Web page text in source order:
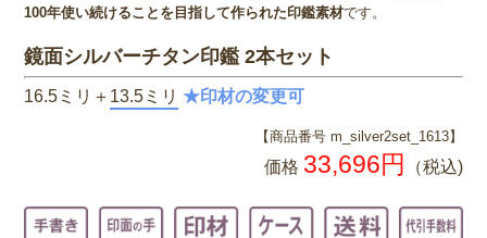
100年使い続けることを目指して作られた印鑑素材です。
鏡面シルバーチタン印鑑 2本セット
16.5ミリ＋ 13.5ミリ ★印材の変更可
【商品番号 m_silver2set_1613】
価格 33,696円 （税込)